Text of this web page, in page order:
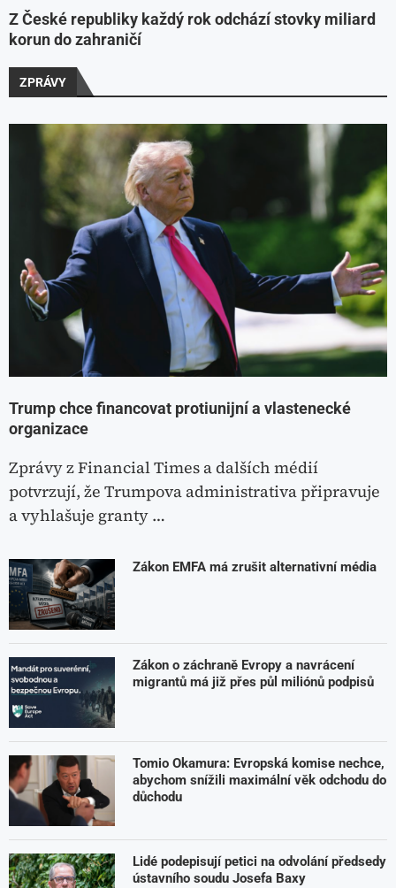
Z České republiky každý rok odchází stovky miliard
korun do zahraničí
ZPRÁVY
Trump chce financovat protiunijní a vlastenecké
organizace
Zprávy z Financial Times a dalších médií
potvrzují, že Trumpova administrativa připravuje
a vyhlašuje granty …
Zákon EMFA má zrušit alternativní média
Zákon o záchraně Evropy a navrácení
migrantů má již přes půl miliónů podpisů
Tomio Okamura: Evropská komise nechce,
abychom snížili maximální věk odchodu do
důchodu
Lidé podepisují petici na odvolání předsedy
ústavního soudu Josefa Baxy